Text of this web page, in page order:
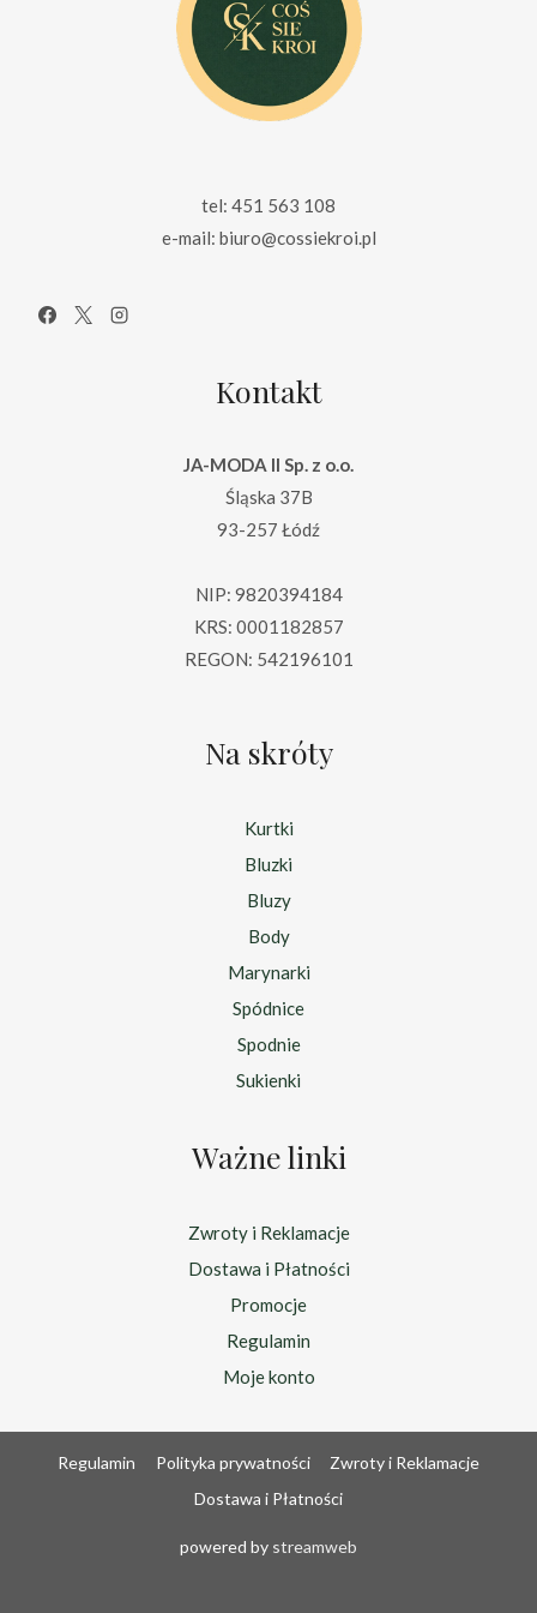
tel: 451 563 108
e-mail: biuro@cossiekroi.pl
Kontakt
JA-MODA II Sp. z o.o.
Śląska 37B
93-257 Łódź
NIP: 9820394184
KRS: 0001182857
REGON: 542196101
Na skróty
Kurtki
Bluzki
Bluzy
Body
Marynarki
Spódnice
Spodnie
Sukienki
Ważne linki
Zwroty i Reklamacje
Dostawa i Płatności
Promocje
Regulamin
Moje konto
Regulamin Polityka prywatności
Zwroty i Reklamacje
Dostawa i Płatności
powered by streamweb